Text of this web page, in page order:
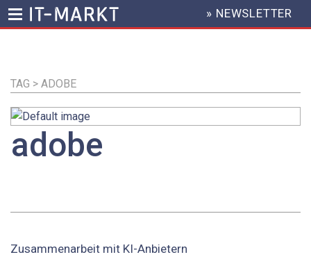
Inhalt
HEADER
MENU
» NEWSLETTER
TAG > ADOBE
adobe
Zusammenarbeit mit KI-Anbietern